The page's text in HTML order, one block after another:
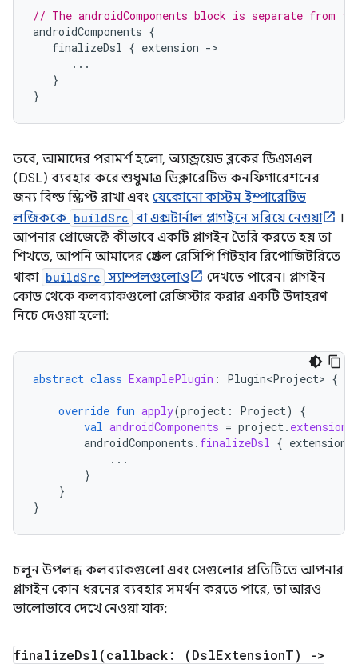
// The androidComponents block is separate from
androidComponents {
finalizeDsl { extension -
...
}
}
তবে, আমাদের পরামর্শ হলো, অ্যান্ড্রয়েড ব্লকের ডিএসএল
(DSL) ব্যবহার করে শুধুমাত্র ডিক্লারেটিভ কনফিগারেশনের
জন্য বিল্ড স্ক্রিপ্ট রাখা এবং যেকোনো কাস্টম ইম্পারেটিভ
লজিককে buildSrc বা এক্সটার্নাল প্লাগইনে সরিয়ে নেওয়া
।
আপনার প্রোজেক্টে কীভাবে একটি প্লাগইন তৈরি করতে হয় তা
শিখতে, আপনি আমাদের গ্রেডল রেসিপি গিটহাব রিপোজিটরিতে
থাকা buildSrc স্যাম্পলগুলোও
দেখতে পারেন। প্লাগইন
কোড থেকে কলব্যাকগুলো রেজিস্টার করার একটি উদাহরণ
নিচে দেওয়া হলো:
abstract class ExamplePlugin : Plugin<Project> {
override fun apply(project : Project)
{
val androidComponents = project. extensions
androidComponents . finalizeDsl { extension
...
}
}
}
চলুন উপলব্ধ কলব্যাকগুলো এবং সেগুলোর প্রতিটিতে আপনার
প্লাগইন কোন ধরনের ব্যবহার সমর্থন করতে পারে, তা আরও
ভালোভাবে দেখে নেওয়া যাক:
finalizeDsl(callback: (DslExtensionT) ->